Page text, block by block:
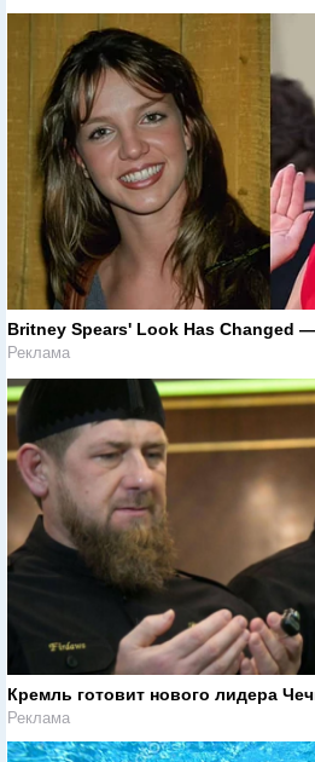
Britney Spears' Look Has Changed
Реклама
Кремль готовит нового лидера
Реклама